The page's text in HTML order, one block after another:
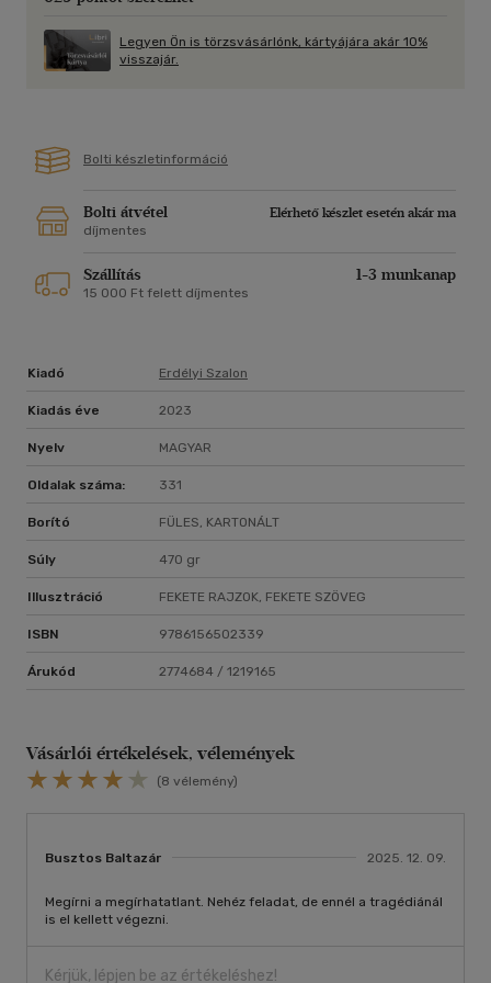
hamis lesz, ha megspóroljuk a tényfeltárást és az ezzel járó
küzdelmet. Nem feledhetjük el a Délvidéket sem, azokat a
magyarokat, akiknek többségét teljesen ártatlanul gyilkolták
meg.
Legyen Ön is törzsvásárlónk, kártyájára akár 10%
visszajár.
Bolti készletinformáció
Bolti átvétel
Elérhető készlet esetén akár ma
díjmentes
Szállítás 1-3 munkanap
15 000 Ft felett díjmentes
Kiadó Erdélyi Szalon
Kiadás éve 2023
Nyelv MAGYAR
Oldalak száma: 331
Borító FÜLES, KARTONÁLT
Súly 470 gr
Illusztráció FEKETE RAJZOK, FEKETE SZÖVEG
ISBN 9786156502339
Árukód 2774684 / 1219165
Vásárlói értékelések, vélemények
(8 vélemény)
Busztos Baltazár 2025. 12. 09.
Megírni a megírhatatlant. Nehéz feladat, de ennél a tragédiánál
is el kellett végezni.
Kérjük, lépjen be az értékeléshez!